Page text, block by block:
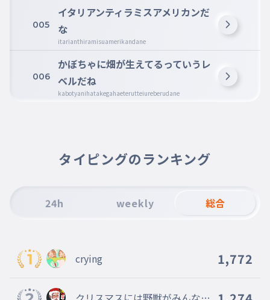
005
イタリアンティラミスアメリカンだ
な
itarianthiramisuamerikandane
006
かぼちゃに畑が生えてるっていうレ
ベルだね
kabotyanihatakegahaeterutteiureberudane
タイピングのランキング
24h weekly 総合
crying 1,772